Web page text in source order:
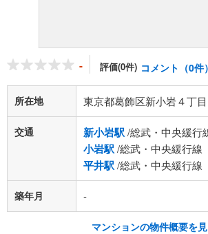
- 評価(0件) コメント（0件）
所在地 東京都葛飾区新小岩４丁
交通 新小岩駅/総武・中央緩
小岩駅/総武・中央緩行
平井駅/総武・中央緩行
築年月 -
マンションの物件概要を